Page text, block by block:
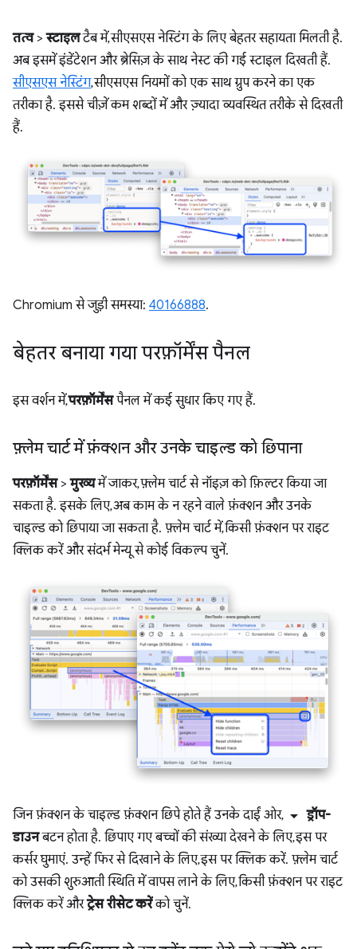
तत्व>स्टाइलटैब में, सीएसएस नेस्टिंग के लिए बेहतर सहायता मिलती है.
अब इसमें इंडेंटेशन और ब्रेसिज़ के साथ नेस्ट की गई स्टाइल दिखती हैं.
सीएसएस नेस्टिंग, सीएसएस नियमों को एक साथ ग्रुप करने का एक
तरीका है. इससे चीज़ें कम शब्दों में और ज़्यादा व्यवस्थित तरीके से दिखती
हैं.
Chromium से जुड़ी समस्या: 40166888.
बेहतर बनाया गया परफ़ॉर्मेंस पैनल
इस वर्शन में,परफ़ॉर्मेंसपैनल में कई सुधार किए गए हैं.
फ़्लेम चार्ट में फ़ंक्शन और उनके चाइल्ड को छिपाना
परफ़ॉर्मेंस>मुख्यमें जाकर, फ़्लेम चार्ट से नॉइज़ को फ़िल्टर किया जा
सकता है. इसके लिए, अब काम के न रहने वाले फ़ंक्शन और उनके
चाइल्ड को छिपाया जा सकता है. फ़्लेम चार्ट में, किसी फ़ंक्शन पर राइट
क्लिक करें और संदर्भ मेन्यू से कोई विकल्प चुनें.
जिन फ़ंक्शन के चाइल्ड फ़ंक्शन छिपे होते हैं उनके दाईं ओर, arrow_drop_down ड्रॉप-
डाउनबटन होता है. छिपाए गए बच्चों की संख्या देखने के लिए, इस पर
कर्सर घुमाएं. उन्हें फिर से दिखाने के लिए, इस पर क्लिक करें. फ़्लेम चार्ट
को उसकी शुरुआती स्थिति में वापस लाने के लिए, किसी फ़ंक्शन पर राइट
क्लिक करें औरट्रेस रीसेट करेंको चुनें.